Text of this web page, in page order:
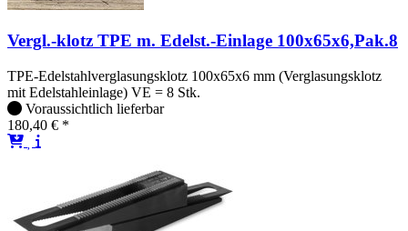
Vergl.-klotz TPE m. Edelst.-Einlage 100x65x6,Pak.8
TPE-Edelstahlverglasungsklotz 100x65x6 mm (Verglasungsklotz
mit Edelstahleinlage) VE = 8 Stk.
Voraussichtlich lieferbar
180,40 € *